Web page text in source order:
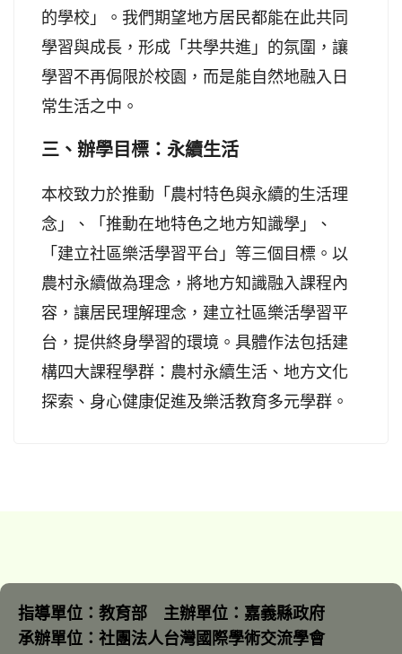
的學校」。我們期望地方居民都能在此共同
學習與成長，形成「共學共進」的氛圍，讓
學習不再侷限於校園，而是能自然地融入日
常生活之中。
三、辦學目標：永續生活
本校致力於推動「農村特色與永續的生活理
念」、「推動在地特色之地方知識學」、
「建立社區樂活學習平台」等三個目標。以
農村永續做為理念，將地方知識融入課程內
容，讓居民理解理念，建立社區樂活學習平
台，提供終身學習的環境。具體作法包括建
構四大課程學群：農村永續生活、地方文化
探索、身心健康促進及樂活教育多元學群。
指導單位：教育部 主辦單位：嘉義縣政府
承辦單位：社團法人台灣國際學術交流學會